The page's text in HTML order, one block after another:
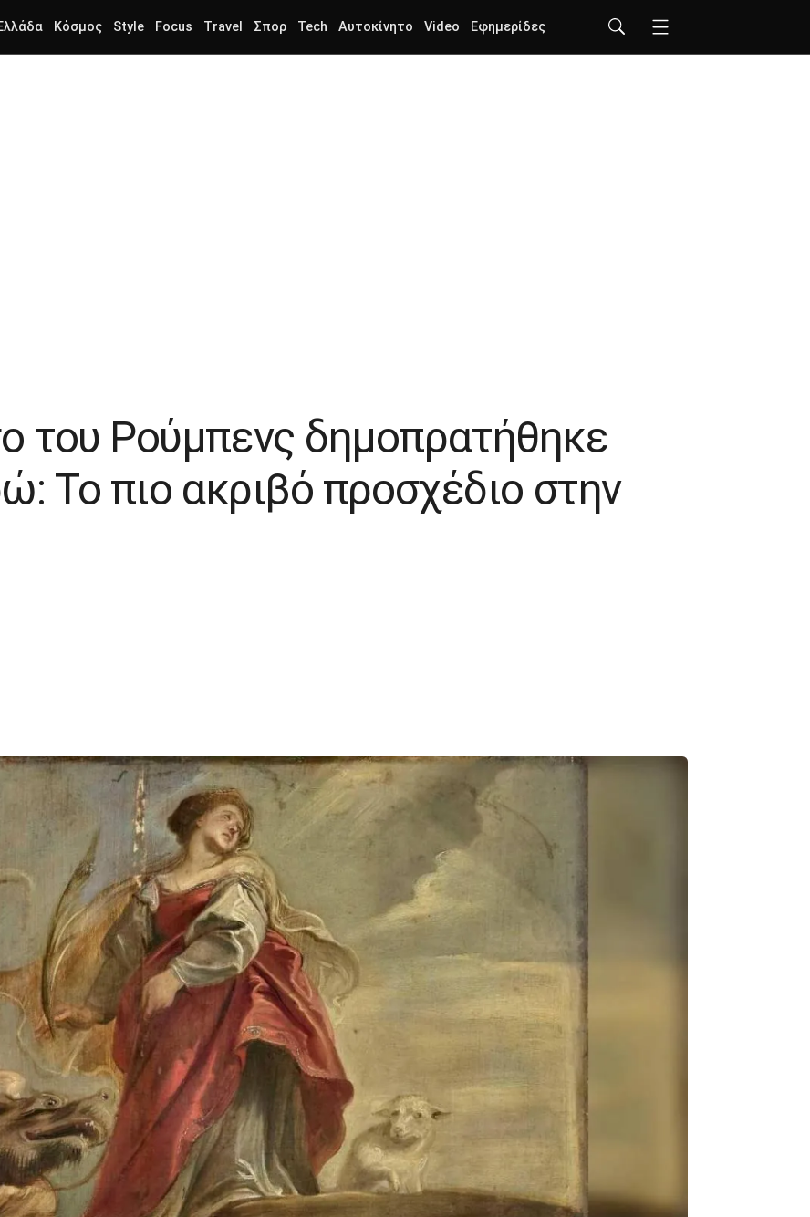
Κόσμος Style Focus Travel Σπορ Tech Αυτοκίνητο Video Εφημερίδες
του Ρούμπενς δημοπρατήθηκε
Το πιο ακριβό προσχέδιο στην